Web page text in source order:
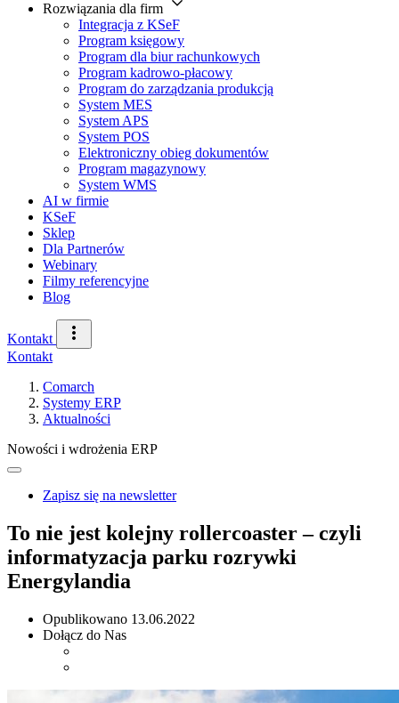
Rozwiązania dla firm
Integracja z KSeF
Program księgowy
Program dla biur rachunkowych
Program kadrowo-płacowy
Program do zarządzania produkcją
System MES
System APS
System POS
Elektroniczny obieg dokumentów
Program magazynowy
System WMS
AI w firmie
KSeF
Sklep
Dla Partnerów
Webinary
Filmy referencyjne
Blog
Kontakt
Kontakt
Comarch
Systemy ERP
Aktualności
Nowości i wdrożenia ERP
Zapisz się na newsletter
To nie jest kolejny rollercoaster – czyli
informatyzacja parku rozrywki
Energylandia
Opublikowano 13.06.2022
Dołącz do Nas